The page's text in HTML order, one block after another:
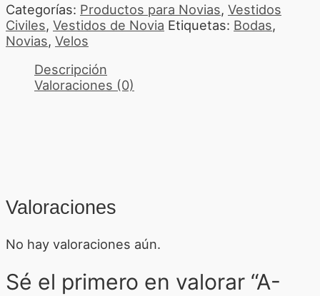
Categorías: Productos para Novias, Vestidos
Civiles, Vestidos de Novia Etiquetas: Bodas,
Novias, Velos
Descripción
Valoraciones (0)
Valoraciones
No hay valoraciones aún.
Sé el primero en valorar “A-